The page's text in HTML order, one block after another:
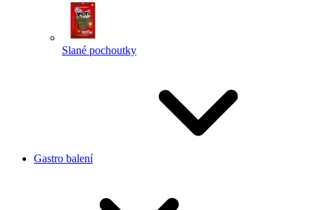
Slané pochoutky
Gastro balení